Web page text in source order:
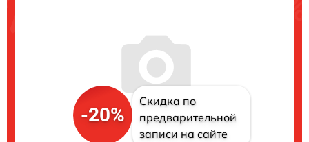
-20%
Скидка по
предварительной
записи на сайте